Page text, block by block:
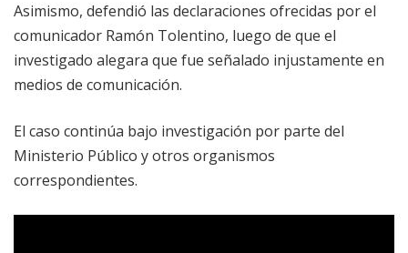
Asimismo, defendió las declaraciones ofrecidas por el
comunicador Ramón Tolentino, luego de que el
investigado alegara que fue señalado injustamente en
medios de comunicación.
El caso continúa bajo investigación por parte del
Ministerio Público y otros organismos
correspondientes.